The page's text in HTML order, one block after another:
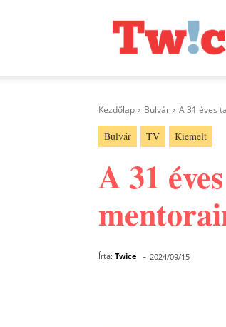
Kezdőlap Bulvár A 31 éves
Bulvár TV Kiemelt
A 31
Írta: Twice - 2024/09/15